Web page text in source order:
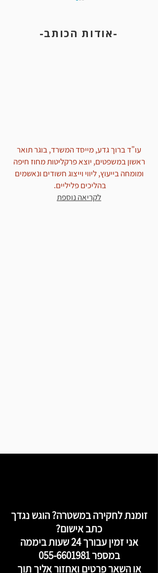
-אודות הכותב-
עו"ד ברוך גדע, מייסד המשרד, בוגר תואר
ראשון במשפטים, יוצא פרקליטות מחוז חיפה
ומומחה בייעוץ, ליווי וייצוג חשודים ונאשמים
בהליכים פליליים.
לקריאה נוספת
זומנת לחקירה במשטרה? הוגש נגדך
כתב אישום?
אני זמין עבורך 24 שעות ביממה
במספר055-6601981
או השאר פרטים ואחזור אליך תוך